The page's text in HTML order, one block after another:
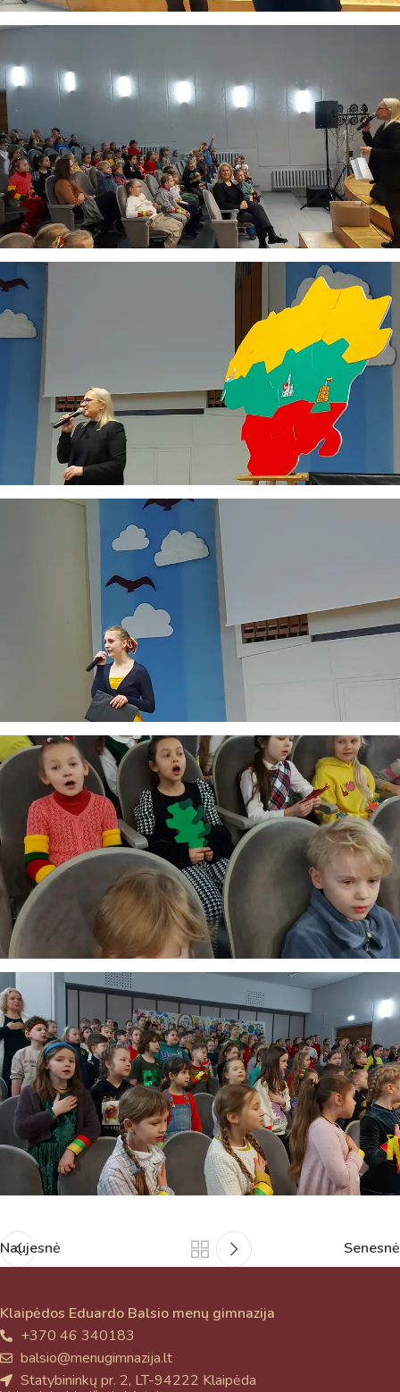
Naujesnė Senesnė
Klaipėdos Eduardo Balsio menų gimnazija
+370 46 340183
balsio@menugimnazija.lt
Statybininkų pr. 2, LT-94222 Klaipėda